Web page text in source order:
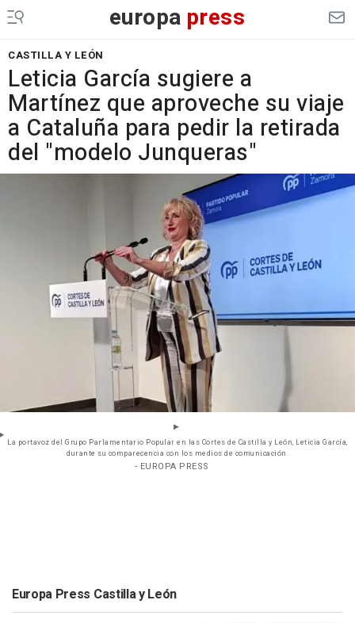
europa press
CASTILLA Y LEÓN
Leticia García sugiere a
Martínez que aproveche su viaje
a Cataluña para pedir la retirada
del "modelo Junqueras"
La portavoz del Grupo Parlamentario Popular en las Cortes de Castilla y León, Leticia García,
durante su comparecencia con los medios de comunicación.
- EUROPA PRESS
Europa Press Castilla y León